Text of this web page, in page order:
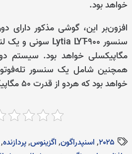
خواهد بود.
افزون‌بر این، گوشی مذکور دارای
همچنین شامل یک سنسور تله‌فوتو
خواهد بود که هردو از قدرت ۵۰ مگاپیکسلی برخوردار هستند.
۲۰۲۵,اسنپدراگون,اگزینوس,پردازنده‌